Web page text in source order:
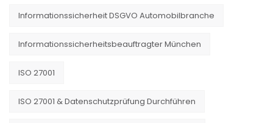
Informationssicherheit DSGVO Automobilbranche
Informationssicherheitsbeauftragter München
ISO 27001
ISO 27001 & Datenschutzprüfung Durchführen